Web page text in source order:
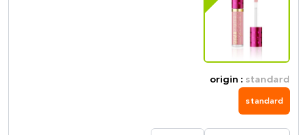
origin :standard
standard